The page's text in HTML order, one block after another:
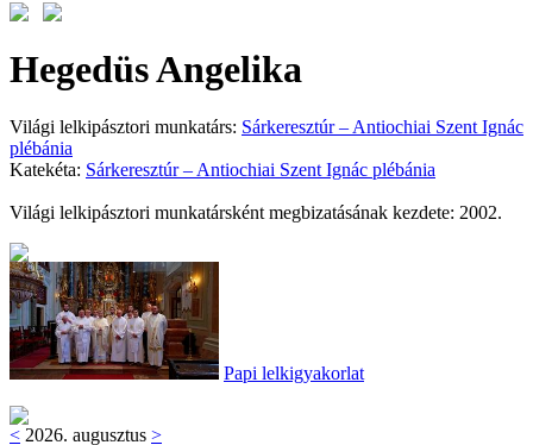
Hegedüs Angelika
Világi lelkipásztori munkatárs: Sárkeresztúr – Antiochiai Szent Ignác
plébánia
Katekéta: Sárkeresztúr – Antiochiai Szent Ignác plébánia
Világi lelkipásztori munkatársként megbizatásának kezdete: 2002.
Papi lelkigyakorlat
< 2026. augusztus >